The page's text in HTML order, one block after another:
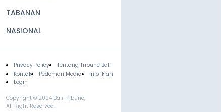
TABANAN
NASIONAL
Footer
Privacy Policy
Tentang Tribune Bali
Kontak
Pedoman Media
Info Iklan
Login
Copyright © 2024 Bali Tribune,
All Right Reserved.